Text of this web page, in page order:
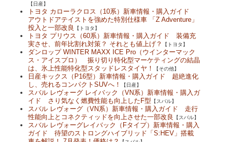
【日産】
トヨタ カローラクロス（10系）新車情報・購入ガイド
アウトドアテイストを強めた特別仕様車 「Z Adventure」
投入と一部改良
【トヨタ】
トヨタ プリウス（60系）新車情報・購入ガイド 装備充
実させ、前年比割れ対策？ それとも値上げ？
【トヨタ】
ダンロップ WINTER MAXX ICE Pro（ウインターマック
ス・アイスプロ） 振り切り特化型マーケティングの結晶
は、氷上性能特化型スタッドレスタイヤ！
【その他】
日産キックス（P16型）新車情報・購入ガイド 超絶進化
し、売れるコンパクトSUVへ！
【日産】
スバル レヴォーグ レイバック（VN系）新車情報・購入ガ
イド さり気なく燃費性能も向上したF型 【スバル】
スバル レヴォーグ（VN系）新車情報・購入ガイド 走行
性能向上とコネクティッドを向上させた一部改良
【スバル】
スバル レヴォーグレイバック（Fタイプ）新車情報・購入
ガイド 待望のストロングハイブリッド「S:HEV」搭載